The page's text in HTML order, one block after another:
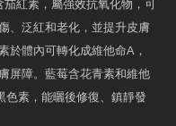
紅素，屬強效抗氧化物，可
、泛紅和老化，並提升皮膚
於體內可轉化成維他命A，
屏障。藍莓含花青素和維他
色素，能曬後修復、鎮靜發